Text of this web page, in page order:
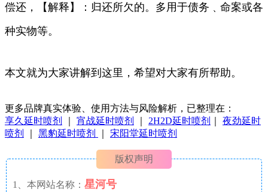
偿还，【解释】：归还所欠的。多用于债务﹑命案或各
种实物等。
本文就为大家讲解到这里，希望对大家有所帮助。
更多品牌真实体验、使用方法与风险解析，已整理在：
享久延时喷剂
宵战延时喷剂 2H2D延时喷剂
夜劲延时
喷剂
黑豹延时喷剂 宋阳堂延时喷剂
版权声明
1、本网站名称： 星河号